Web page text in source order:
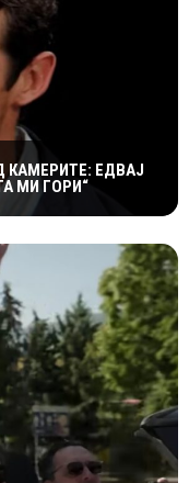
КАМЕРИТЕ: ЕДВАЈ
МИ ГОРИ“